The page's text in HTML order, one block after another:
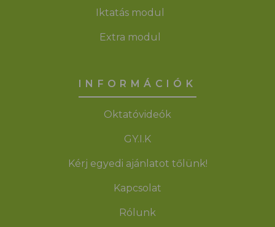
Iktatás modul
Extra modul
INFORMÁCIÓK
Oktatóvideók
GY.I.K
Kérj egyedi ajánlatot tőlünk!
Kapcsolat
Rólunk